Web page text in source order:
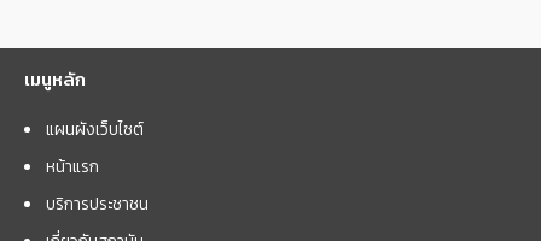
เมนูหลัก
แผนผังเว็บไซต์
หน้าแรก
บริการประชาชน